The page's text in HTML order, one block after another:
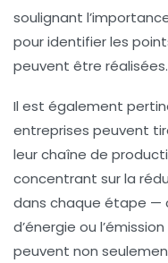
soulignant
pour identifier les
peuvent être réalisées.
Il est également
entreprises peuvent
leur chaîne de
concentrant sur la
dans chaque étape —
d’énergie ou
peuvent non